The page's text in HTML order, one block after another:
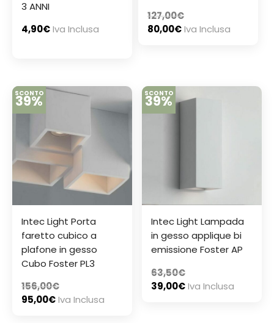
3 ANNI
4,90€Iva Inclusa
127,00€
80,00€Iva Inclusa
SCONTO
39%
Intec Light Porta
faretto cubico a
plafone in gesso
Cubo Foster PL3
156,00€
95,00€Iva Inclusa
SCONTO
39%
Intec Light Lampada
in gesso applique bi
emissione Foster AP
63,50€
39,00€Iva Inclusa